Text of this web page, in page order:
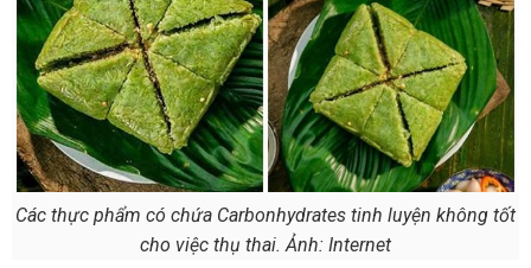
Các thực phẩm có chứa Carbonhydrates tinh luyện không tốt
cho việc thụ thai. Ảnh: Internet